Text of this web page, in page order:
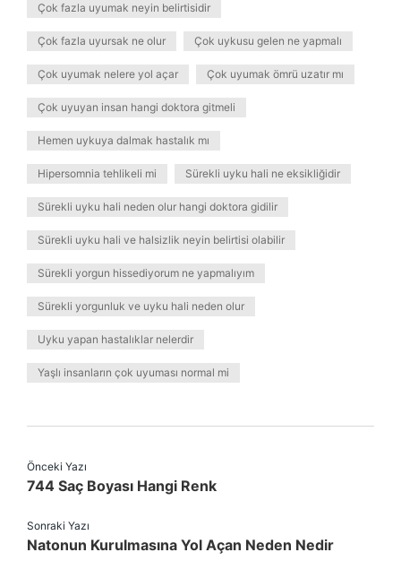
Çok fazla uyumak neyin belirtisidir
Çok fazla uyursak ne olur Çok uykusu gelen ne yapmalı
Çok uyumak nelere yol açar Çok uyumak ömrü uzatır mı
Çok uyuyan insan hangi doktora gitmeli
Hemen uykuya dalmak hastalık mı
Hipersomnia tehlikeli mi Sürekli uyku hali ne eksikliğidir
Sürekli uyku hali neden olur hangi doktora gidilir
Sürekli uyku hali ve halsizlik neyin belirtisi olabilir
Sürekli yorgun hissediyorum ne yapmalıyım
Sürekli yorgunluk ve uyku hali neden olur
Uyku yapan hastalıklar nelerdir
Yaşlı insanların çok uyuması normal mi
Önceki Yazı
744 Saç Boyası Hangi Renk
Sonraki Yazı
Natonun Kurulmasına Yol Açan Neden Nedir